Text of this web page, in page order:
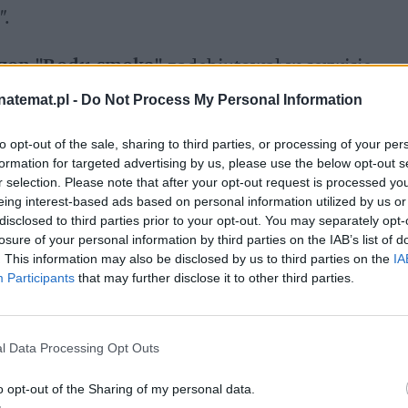
- Do Not Process My Personal Information
opt-out of the sale, sharing to third parties, or processing of your
for targeted advertising by us, please use the below opt-out
selection. Please note that after your opt-out request is processed
interest-based ads based on personal information utilized by us
to third parties prior to your opt-out. You may separately
of your personal information by third parties on the IAB’s list of
This information may also be disclosed by us to third parties on the
Participants that may further disclose it to other third parties.
Data Processing Opt Outs
opt-out of the Sharing of my personal data.
"Rodu smoka" zadebiutował w serwisie
z najsłynniejszych scen z kroniki "Ogień i
fantasty byli przygotowani na
wprowadzili jednak kilka zmian względem
(niebinarnej odtwórczyni Rhaenyry